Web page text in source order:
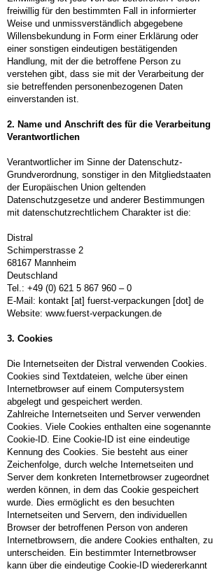
freiwillig für den bestimmten Fall in informierter
Weise und unmissverständlich abgegebene
Willensbekundung in Form einer Erklärung oder
einer sonstigen eindeutigen bestätigenden
Handlung, mit der die betroffene Person zu
verstehen gibt, dass sie mit der Verarbeitung der
sie betreffenden personenbezogenen Daten
einverstanden ist.
2. Name und Anschrift des für die Verarbeitung
Verantwortlichen
Verantwortlicher im Sinne der Datenschutz-
Grundverordnung, sonstiger in den Mitgliedstaaten
der Europäischen Union geltenden
Datenschutzgesetze und anderer Bestimmungen
mit datenschutzrechtlichem Charakter ist die:
Distral
Schimperstrasse 2
68167 Mannheim
Deutschland
Tel.: +49 (0) 621 5 867 960 – 0
E-Mail: kontakt [at] fuerst-verpackungen [dot] de
Website: www.fuerst-verpackungen.de
3. Cookies
Die Internetseiten der Distral verwenden Cookies.
Cookies sind Textdateien, welche über einen
Internetbrowser auf einem Computersystem
abgelegt und gespeichert werden.
Zahlreiche Internetseiten und Server verwenden
Cookies. Viele Cookies enthalten eine sogenannte
Cookie-ID. Eine Cookie-ID ist eine eindeutige
Kennung des Cookies. Sie besteht aus einer
Zeichenfolge, durch welche Internetseiten und
Server dem konkreten Internetbrowser zugeordnet
werden können, in dem das Cookie gespeichert
wurde. Dies ermöglicht es den besuchten
Internetseiten und Servern, den individuellen
Browser der betroffenen Person von anderen
Internetbrowsern, die andere Cookies enthalten, zu
unterscheiden. Ein bestimmter Internetbrowser
kann über die eindeutige Cookie-ID wiedererkannt